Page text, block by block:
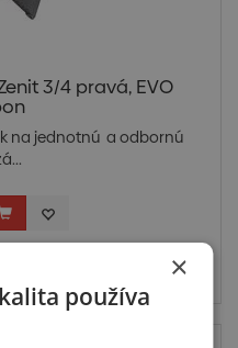
3/4 pravá, EVO
na jednotnú a odbornú
×
používa